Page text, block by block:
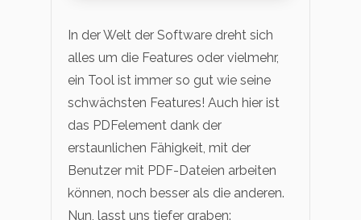
In der Welt der Software dreht sich
alles um die Features oder vielmehr,
ein Tool ist immer so gut wie seine
schwächsten Features! Auch hier ist
das PDFelement dank der
erstaunlichen Fähigkeit, mit der
Benutzer mit PDF-Dateien arbeiten
können, noch besser als die anderen.
Nun, lasst uns tiefer graben: